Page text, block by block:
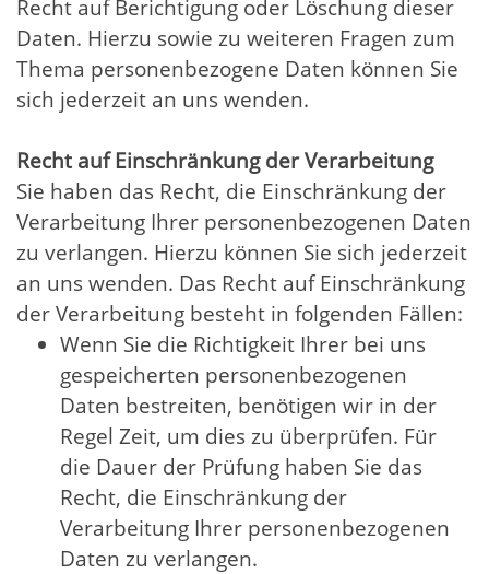
Recht auf Berichtigung oder Löschung dieser
Daten. Hierzu sowie zu weiteren Fragen zum
Thema personenbezogene Daten können Sie
sich jederzeit an uns wenden.
Recht auf Einschränkung der Verarbeitung
Sie haben das Recht, die Einschränkung der
Verarbeitung Ihrer personenbezogenen Daten
zu verlangen. Hierzu können Sie sich jederzeit
an uns wenden. Das Recht auf Einschränkung
der Verarbeitung besteht in folgenden Fällen:
Wenn Sie die Richtigkeit Ihrer bei uns
gespeicherten personenbezogenen
Daten bestreiten, benötigen wir in der
Regel Zeit, um dies zu überprüfen. Für
die Dauer der Prüfung haben Sie das
Recht, die Einschränkung der
Verarbeitung Ihrer personenbezogenen
Daten zu verlangen.